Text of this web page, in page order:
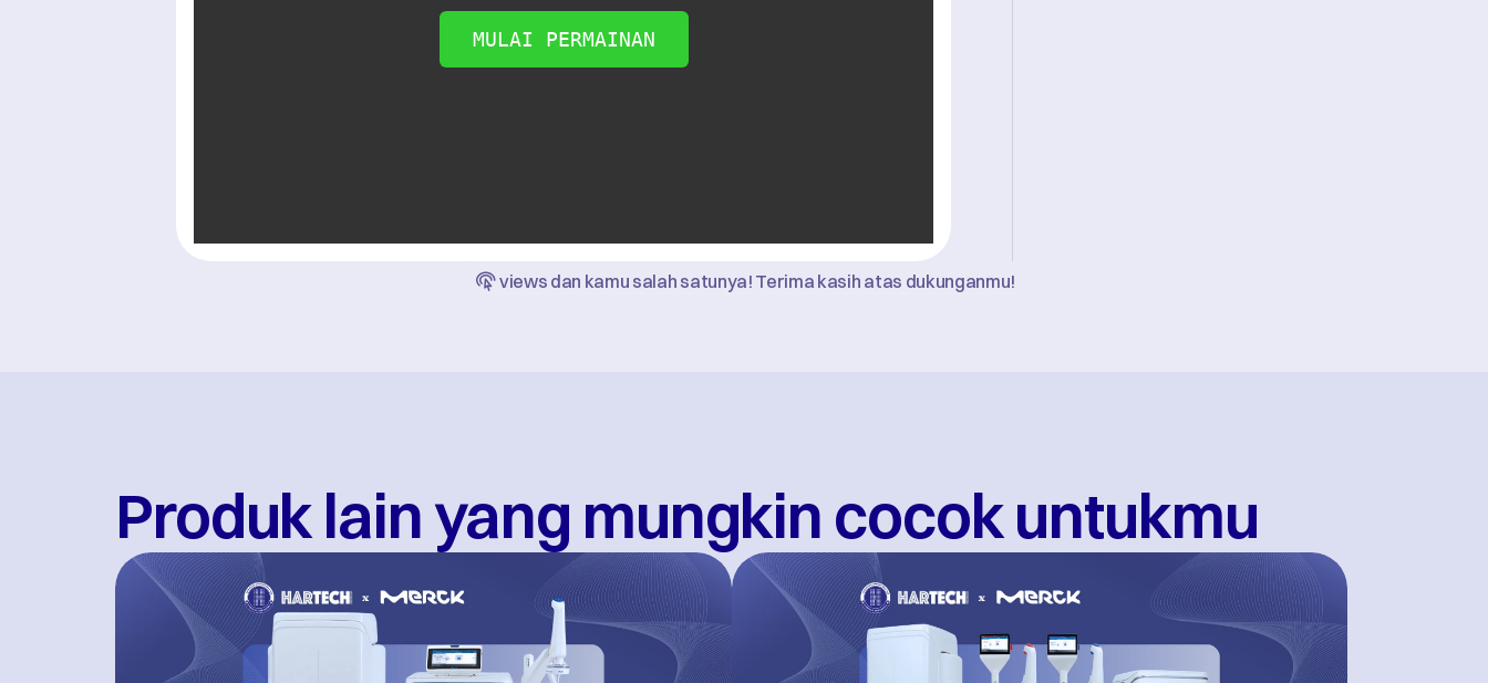
MULAI PERMAINAN
views dan kamu salah satunya! Terima kasih atas dukunganmu!
Produk lain yang mungkin cocok untukmu